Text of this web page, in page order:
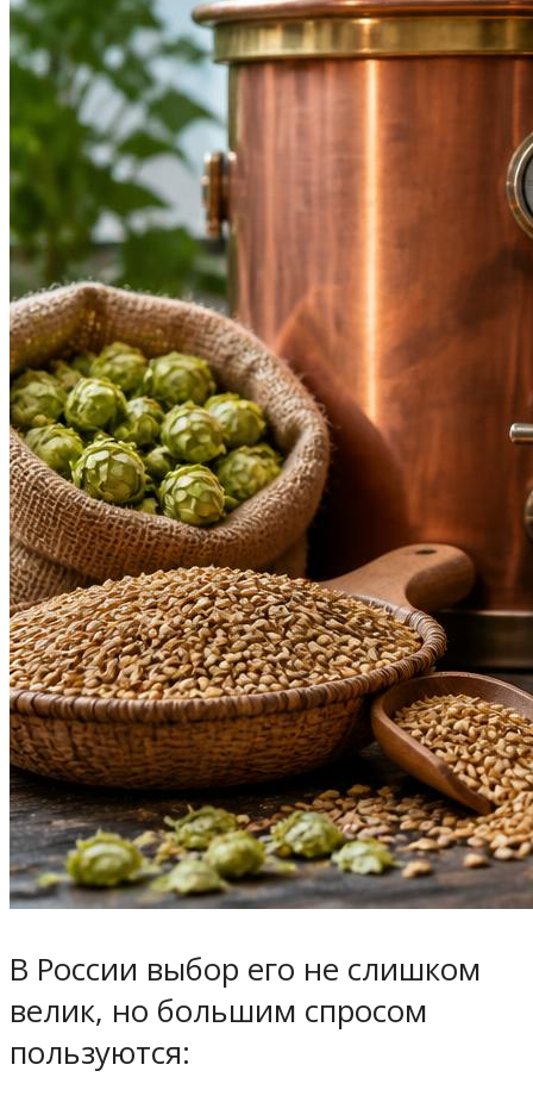
В России выбор его не слишком
велик, но большим спросом
пользуются: